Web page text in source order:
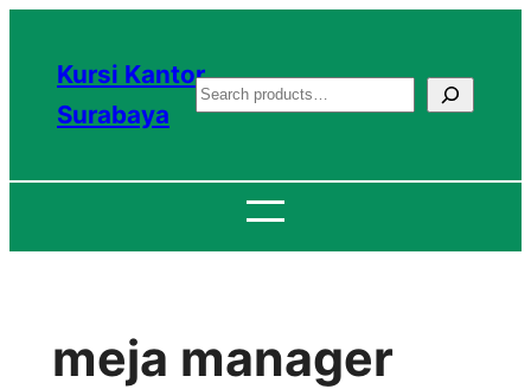
konten
Kursi Kantor
Surabaya
S
a
c
meja manager